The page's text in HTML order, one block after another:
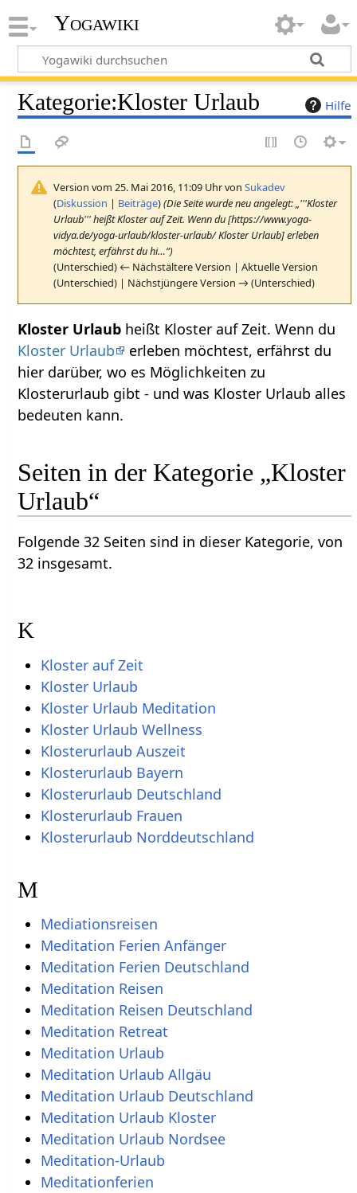
Yogawiki
Hilfe
Kategorie:Kloster Urlaub
Version vom 25. Mai 2016, 11:09 Uhr vonSukadev
(Diskussion | Beiträge)(Die Seite wurde neu angelegt: „'''Kloster
Urlaub''' heißt Kloster auf Zeit. Wenn du [https://www.yoga-
vidya.de/yoga-urlaub/kloster-urlaub/ Kloster Urlaub] erleben
möchtest, erfährst du hi…“)
(Unterschied) ← Nächstältere Version | Aktuelle Version
(Unterschied) | Nächstjüngere Version → (Unterschied)
Kloster Urlaub heißt Kloster auf Zeit. Wenn du
Kloster Urlaub
erleben möchtest, erfährst du
hier darüber, wo es Möglichkeiten zu
Klosterurlaub gibt - und was Kloster Urlaub alles
bedeuten kann.
Seiten in der Kategorie „Kloster
Urlaub“
Folgende 32 Seiten sind in dieser Kategorie, von
32 insgesamt.
K
Kloster auf Zeit
Kloster Urlaub
Kloster Urlaub Meditation
Kloster Urlaub Wellness
Klosterurlaub Auszeit
Klosterurlaub Bayern
Klosterurlaub Deutschland
Klosterurlaub Frauen
Klosterurlaub Norddeutschland
M
Mediationsreisen
Meditation Ferien Anfänger
Meditation Ferien Deutschland
Meditation Reisen
Meditation Reisen Deutschland
Meditation Retreat
Meditation Urlaub
Meditation Urlaub Allgäu
Meditation Urlaub Deutschland
Meditation Urlaub Kloster
Meditation Urlaub Nordsee
Meditation-Urlaub
Meditationferien